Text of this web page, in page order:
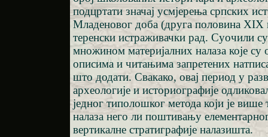
подцртати значај усмјерења српских
Младеновог доба (друга половина XIX
теренски истраживачки рад. Суочили
множином материјалних налаза које су
описима и читањима запретених
што додати. Свакако, овај период у
археологије и историографије
једног типолошког метода који је
налаза него ли поштивању
вертикалне стратиграфије налазишта.